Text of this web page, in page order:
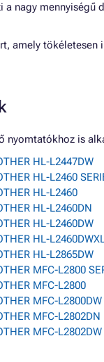
nagy
tökéletesen
nyomtatókhoz is
HL-L2447DW
HL-L2460
HL-L2460
HL-L2460DN
HL-L2460DW
HL-
HL-L2865DW
MFC-L2800
MFC-L2800
MFC-L2800DW
MFC-L2802DN
MFC-L2802DW